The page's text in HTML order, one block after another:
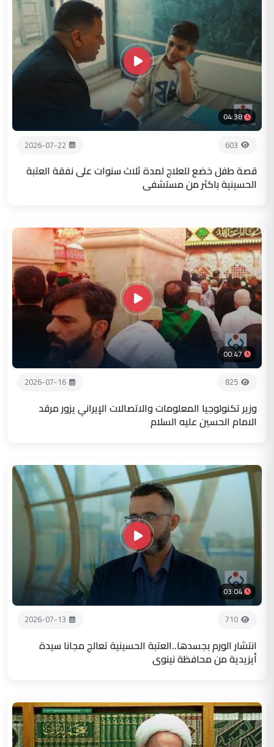
04:38
603
2026-07-22
قصة طفل خضع للعلاج لمدة ثلاث سنوات على نفقة العتبة
الحسينية باكثر من مستشفى
00:47
825
2026-07-16
وزير تكنولوجيا المعلومات والاتصالات الإيراني يزور مرقد
الامام الحسين عليه السلام
03:04
710
2026-07-13
انتشار الورم بجسدها..العتبة الحسينية تعالج مجانا سيدة
أيزيدية من محافظة نينوى